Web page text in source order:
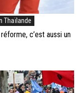
Thaïlande
c’est aussi un